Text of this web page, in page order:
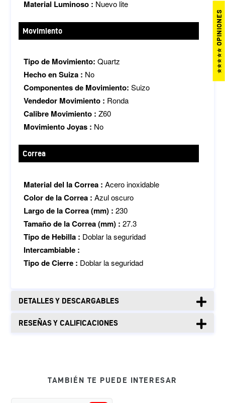
Material Luminoso : Nuevo lite
Movimiento
Tipo de Movimiento:Quartz
Hecho en Suiza : No
Componentes de Movimiento:Suizo
Vendedor Movimiento : Ronda
Calibre Movimiento :Z60
Movimiento Joyas : No
Correa
Material del la Correa :Acero inoxidable
Color de la Correa :Azul oscuro
Largo de la Correa (mm) :230
Tamaño de la Correa (mm) :27.3
Tipo de Hebilla : Doblar la seguridad
Intercambiable :
Tipo de Cierre : Doblar la seguridad
DETALLES Y DESCARGABLES
RESEÑAS Y CALIFICACIONES
TAMBIÉN TE PUEDE INTERESAR
⭐⭐⭐⭐⭐ OPINIONES